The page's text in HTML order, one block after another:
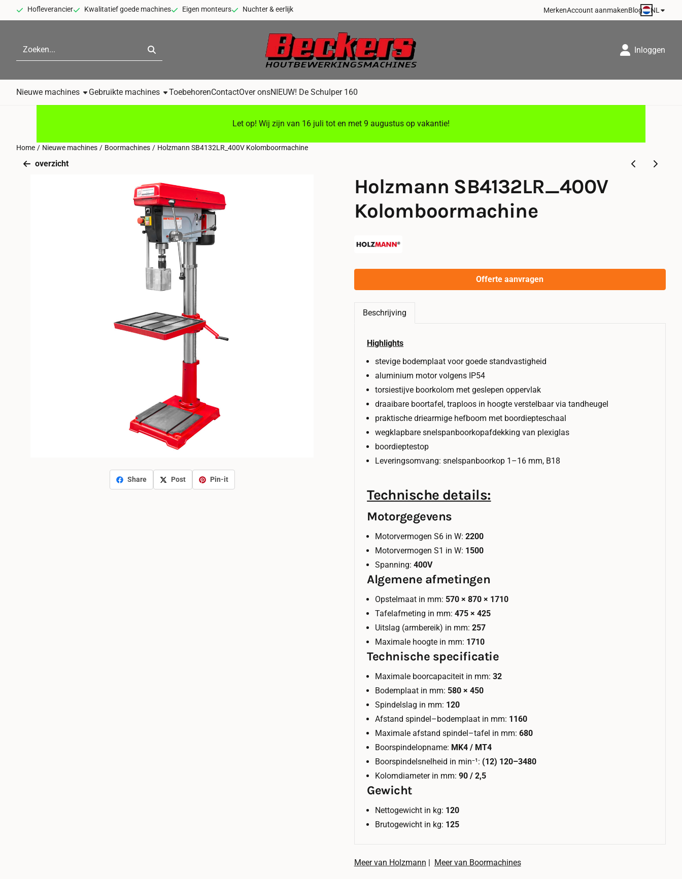
Cookievoorkeuren zijn momenteel gesloten.
Hofleverancier Kwalitatief goede machines Eigen monteurs Nuchter & eerlijk MerkenAccount aanmakenBlog NL
Zoeken
Inloggen
Nieuwe machines Gebruikte machines ToebehorenContactOver onsNIEUW! De Schulper 160
Let op! Wij zijn van 16 juli tot en met 9 augustus op vakantie!
Home / Nieuwe machines / Boormachines / Holzmann SB4132LR_400V Kolomboormachine
overzicht
Share Post Pin-it
Holzmann SB4132LR_400V
Kolomboormachine
Offerte aanvragen
Beschrijving
Highlights
stevige bodemplaat voor goede standvastigheid
aluminium motor volgens IP54
torsiestijve boorkolom met geslepen oppervlak
draaibare boortafel, traploos in hoogte verstelbaar via tandheugel
praktische driearmige hefboom met boordiepteschaal
wegklapbare snelspanboorkopafdekking van plexiglas
boordieptestop
Leveringsomvang: snelspanboorkop 1–16 mm, B18
Technische details:
Motorgegevens
Motorvermogen S6 in W:2200
Motorvermogen S1 in W: 1500
Spanning:400V
Algemene afmetingen
Opstelmaat in mm: 570 × 870 × 1710
Tafelafmeting in mm:475 × 425
Uitslag (armbereik) in mm:257
Maximale hoogte in mm: 1710
Technische specificatie
Maximale boorcapaciteit in mm:32
Bodemplaat in mm: 580 × 450
Spindelslag in mm: 120
Afstand spindel–bodemplaat in mm: 1160
Maximale afstand spindel–tafel in mm:680
Boorspindelopname: MK4 / MT4
Boorspindelsnelheid in min⁻¹: (12) 120–3480
Kolomdiameter in mm:90 / 2,5
Gewicht
Nettogewicht in kg: 120
Brutogewicht in kg: 125
Meer van Holzmann Meer van Boormachines